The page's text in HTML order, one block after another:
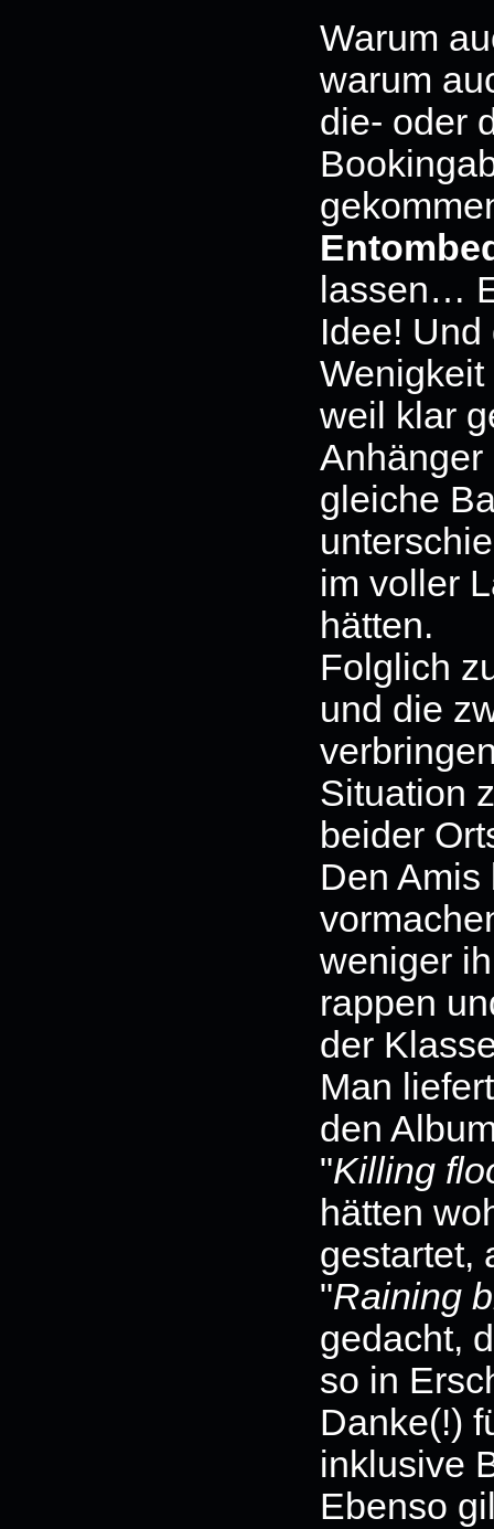
Warum
warum
die- oder
lassen…
Idee!
weil klar
Anhänger
gleiche
im voller
hätten.
Folglich
und die
Situation
beider
Den
weniger
rappen
der
Man
den
"Killing
hätten
gestartet,
"Raining
gedacht,
so in
Danke(!)
inklusive
Ebenso